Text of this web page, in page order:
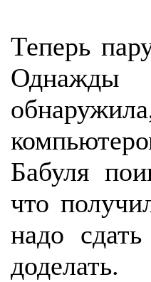
Теперь
Однажды
Бабуля
что
надо
доделать.